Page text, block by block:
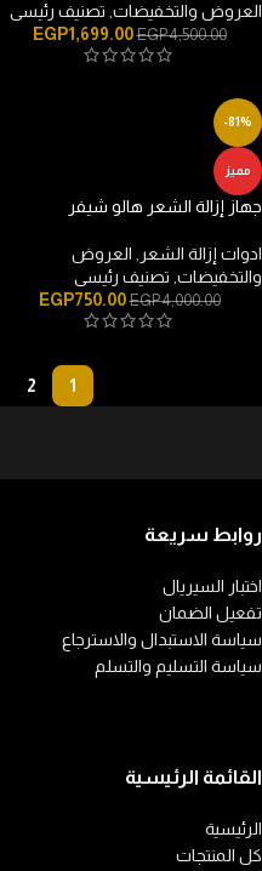
العروض والتخفيضات تصنيف رئيسى
EGP4,500.00
EGP1,699.00
-81%
مميز
جهاز إزالة الشعر هالو شيفر
ادوات إزالة الشعر
العروض
والتخفيضات تصنيف رئيسى
EGP4,000.00
EGP750.00
1
2
روابط سريعة
اختبار السيريال
تفعيل الضمان
سياسة الاستبدال والاسترجاع
سياسة التسليم والتسلم
القائمة الرئيسية
الرئيسية
كل المنتجات